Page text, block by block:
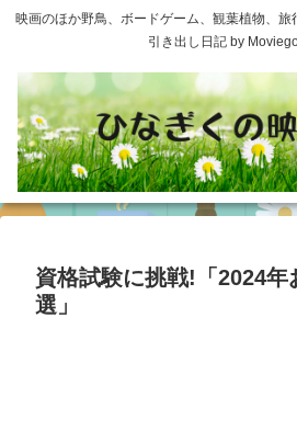
映画のほか野鳥、ボードゲーム、観葉植物、
引き出し日記 by
資格試験に挑戦!「2024年
選」